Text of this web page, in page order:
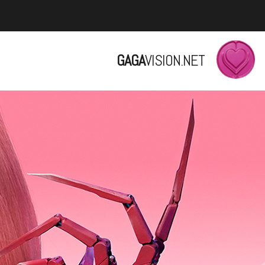
GAGAVISION.NET